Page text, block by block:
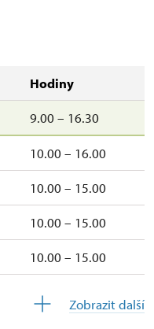
Hodiny
9.00 – 16.30
10.00 – 16.00
10.00 – 15.00
10.00 – 15.00
10.00 – 15.00
Zobrazit další